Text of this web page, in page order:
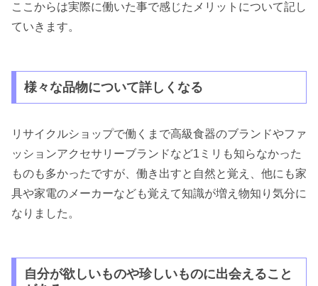
ここからは実際に働いた事で感じたメリットについて記し
ていきます。
様々な品物について詳しくなる
リサイクルショップで働くまで高級食器のブランドやファ
ッションアクセサリーブランドなど1ミリも知らなかった
ものも多かったですが、働き出すと自然と覚え、他にも家
具や家電のメーカーなども覚えて知識が増え物知り気分に
なりました。
自分が欲しいものや珍しいものに出会えること